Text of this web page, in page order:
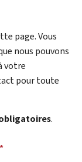
page. Vous
nous pouvons
votre
pour toute
.
*